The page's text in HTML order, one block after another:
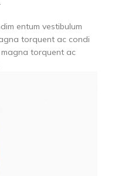
entum vestibulum
torquent ac condi
magna torquent ac